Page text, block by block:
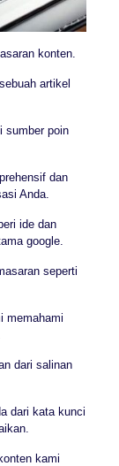
konten.
artikel
sumber poin
dan
Anda.
ide dan
google.
seperti
memahami
dari salinan
dari kata kunci
kami